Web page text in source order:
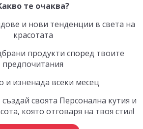
те очаква?
и нови тенденции в света на
красотата
продукти според твоите
предпочитания
и изненада всеки месец
своята Персонална кутия и
която отговаря на твоя стил!